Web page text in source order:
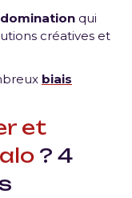
qui
créatives et
biais
et
? 4